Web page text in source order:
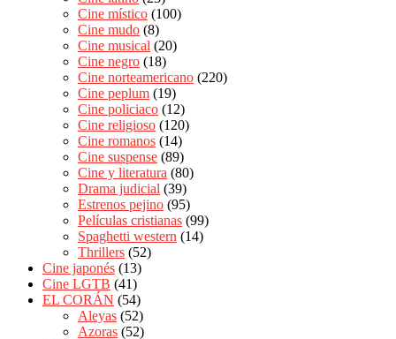
Cine místico (100)
Cine mudo (8)
Cine musical (20)
Cine negro (18)
Cine norteamericano (220)
Cine peplum (19)
Cine policiaco (12)
Cine religioso (120)
Cine romanos (14)
Cine suspense (89)
Cine y literatura (80)
Drama judicial (39)
Estrenos pejino (95)
Películas cristianas (99)
Spaghetti western (14)
Thrillers (52)
Cine japonés (13)
Cine LGTB (41)
EL CORÁN (54)
Aleyas (52)
Azoras (52)